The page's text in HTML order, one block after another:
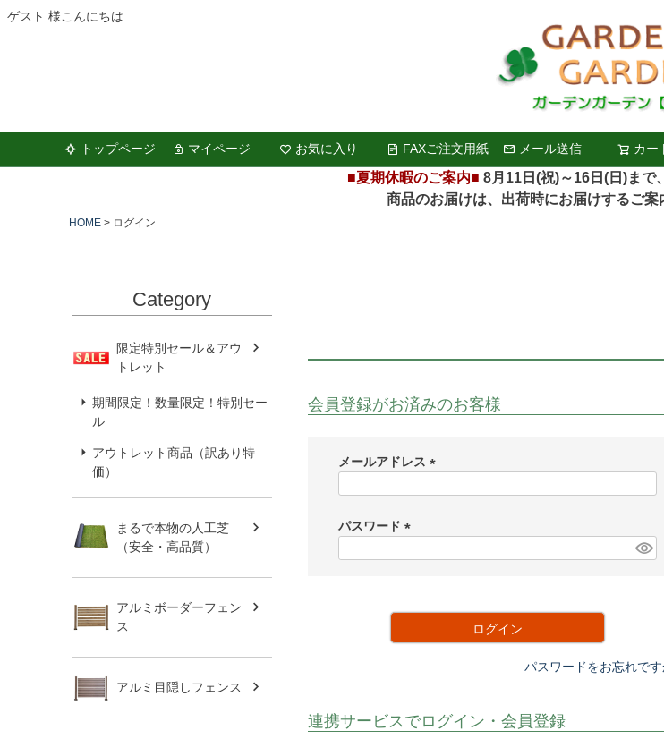
ゲスト 様こんにちは
トップページ
マイページ お気に入り FAXご注文用紙 メール送信 カー
■夏期休暇のご案内■ 8月11日(祝)～16日(日)まで
商品のお届けは、出荷時にお届けするご案内
HOME ログイン
Category
限定特別セール＆アウ
トレット
期間限定！数量限定！特別セー
ル
アウトレット商品（訳あり特
価）
まるで本物の人工芝
（安全・高品質）
アルミボーダーフェン
ス
アルミ目隠しフェンス
会員登録がお済みのお客様
メールアドレス
)
パスワード
ログイン
パスワードをお忘れです
連携サービスでログイン・会員登録